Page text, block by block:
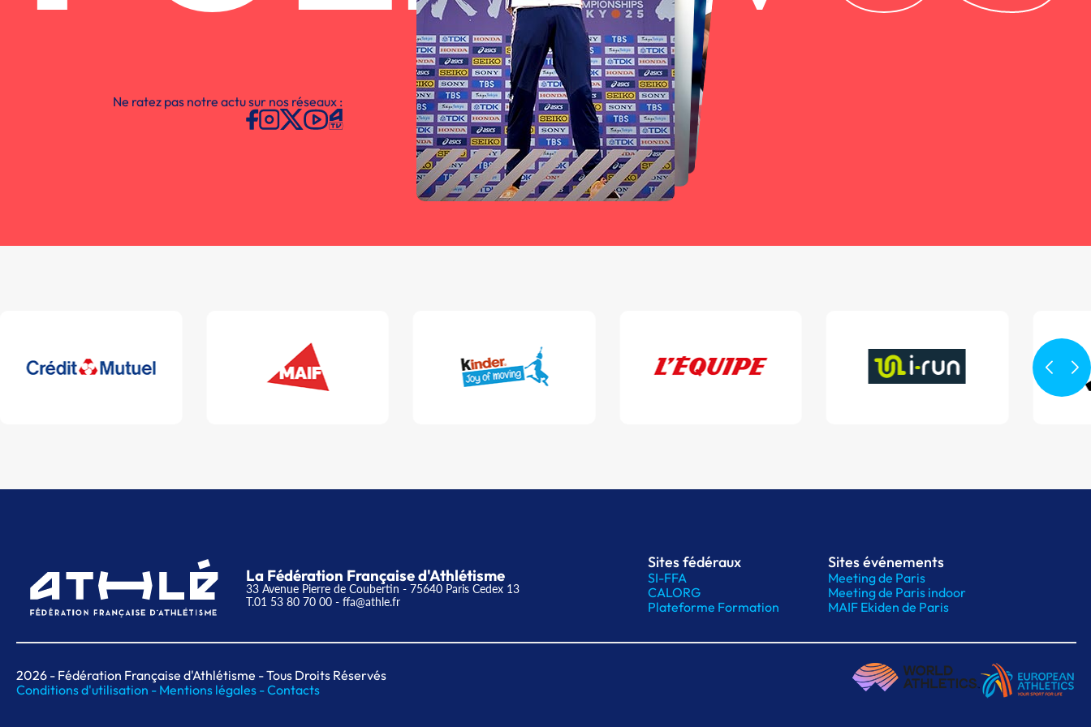
Ne ratez pas notre actu sur nos réseaux :
La Fédération Française d'Athlétisme
33 Avenue Pierre de Coubertin - 75640 Paris Cedex 13
T.01 53 80 70 00 - ffa@athle.fr
Sites fédéraux
SI-FFA
CALORG
Plateforme Formation
Sites événements
Meeting de Paris
Meeting de Paris indoor
MAIF Ekiden de Paris
2026 - Fédération Française d'Athlétisme - Tous Droits Réservés
Conditions d'utilisation - Mentions légales -Contacts